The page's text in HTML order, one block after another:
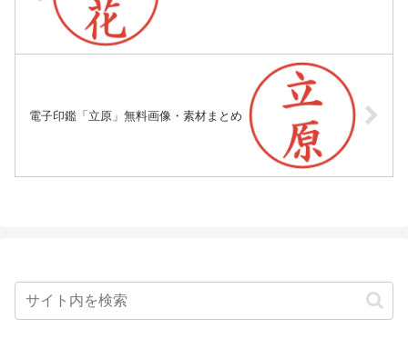
電子印鑑「立原」無料画像・素材まとめ